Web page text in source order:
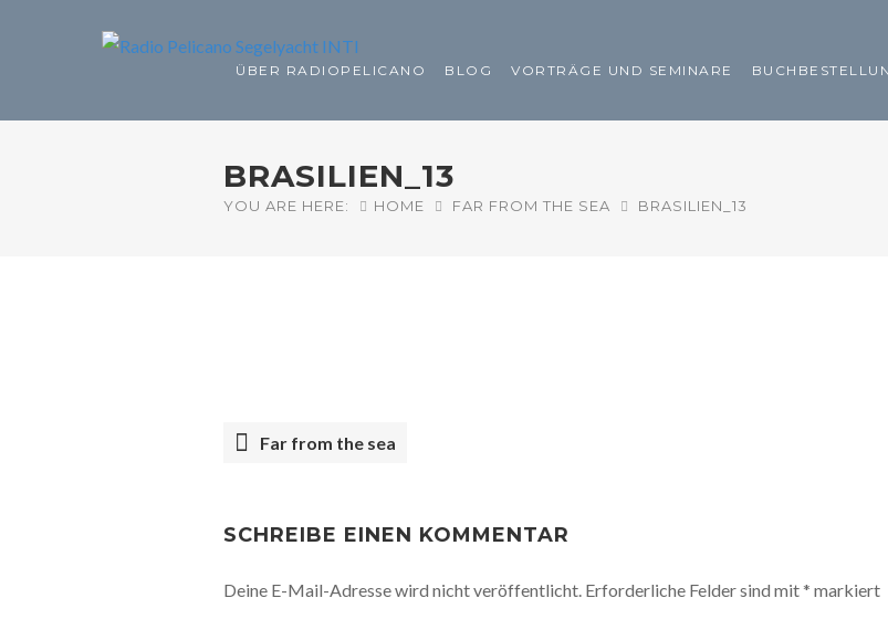
ÜBER RADIOPELICANO BLOG VORTRÄGE UND SEMINARE
BRASILIEN_13
YOU ARE HERE: HOME FAR FROM THE SEA BRASILIEN_13
NAVIGATION
Far from the sea
SCHREIBE EINEN KOMMENTAR
Deine E-Mail-Adresse wird nicht veröffentlicht. Erforderliche Felder sind mit* markiert